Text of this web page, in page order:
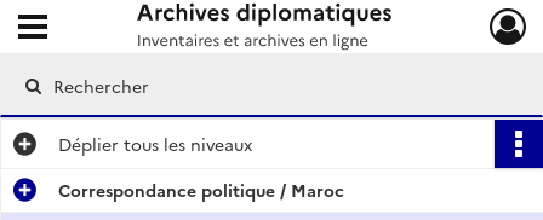
Archives diplomatiques
Ouvrir le menu déroulant
Déplier tous les niveaux
Correspondance politique / Maroc